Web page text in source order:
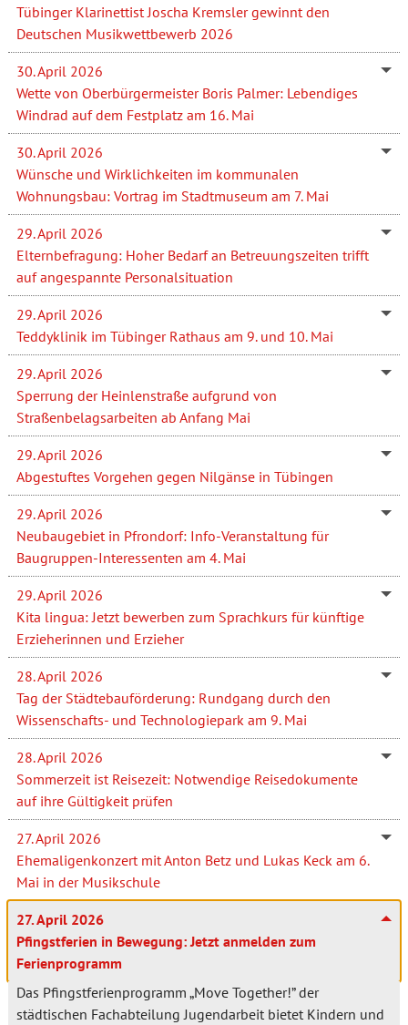
Tübinger Klarinettist Joscha Kremsler gewinnt den
Deutschen Musikwettbewerb 2026
30. April 2026
Wette von Oberbürgermeister Boris Palmer: Lebendiges
Windrad auf dem Festplatz am 16. Mai
30. April 2026
Wünsche und Wirklichkeiten im kommunalen
Wohnungsbau: Vortrag im Stadtmuseum am 7. Mai
29. April 2026
Elternbefragung: Hoher Bedarf an Betreuungszeiten trifft
auf angespannte Personalsituation
29. April 2026
Teddyklinik im Tübinger Rathaus am 9. und 10. Mai
29. April 2026
Sperrung der Heinlenstraße aufgrund von
Straßenbelagsarbeiten ab Anfang Mai
29. April 2026
Abgestuftes Vorgehen gegen Nilgänse in Tübingen
29. April 2026
Neubaugebiet in Pfrondorf: Info-Veranstaltung für
Baugruppen-Interessenten am 4. Mai
29. April 2026
Kita lingua: Jetzt bewerben zum Sprachkurs für künftige
Erzieherinnen und Erzieher
28. April 2026
Tag der Städtebauförderung: Rundgang durch den
Wissenschafts- und Technologiepark am 9. Mai
28. April 2026
Sommerzeit ist Reisezeit: Notwendige Reisedokumente
auf ihre Gültigkeit prüfen
27. April 2026
Ehemaligenkonzert mit Anton Betz und Lukas Keck am 6.
Mai in der Musikschule
27. April 2026
Pfingstferien in Bewegung: Jetzt anmelden zum
Ferienprogramm
Das Pfingstferienprogramm „Move Together!” der
städtischen Fachabteilung Jugendarbeit bietet Kindern und